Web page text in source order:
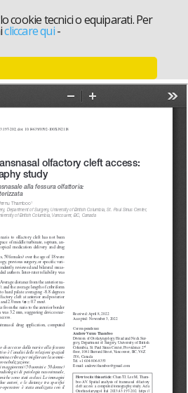
cookie tecnici o equiparati. Per
cliccare qui-